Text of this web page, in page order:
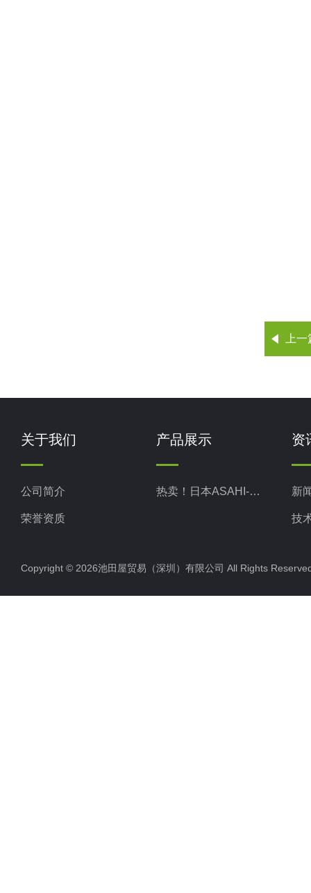
上
关于我们
公司简介
荣誉资质
产品展示
热卖！日本ASAHI-RIKA旭理化
资
新
技
Copyright © 2026池田屋贸易（深圳）有限公司 All Rights